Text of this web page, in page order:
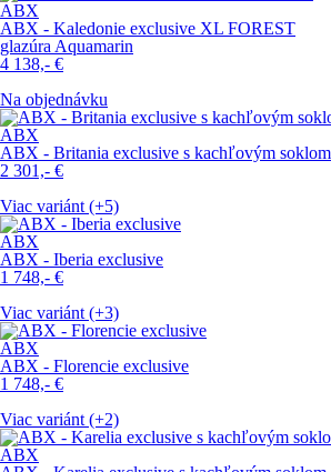
ABX
ABX - Kaledonie exclusive XL FOREST
glazúra Aquamarin
4 138,- €
Na objednávku
ABX
ABX - Britania exclusive s kachľovým soklom
2 301,- €
Viac variánt (+5)
ABX
ABX - Iberia exclusive
1 748,- €
Viac variánt (+3)
ABX
ABX - Florencie exclusive
1 748,- €
Viac variánt (+2)
ABX